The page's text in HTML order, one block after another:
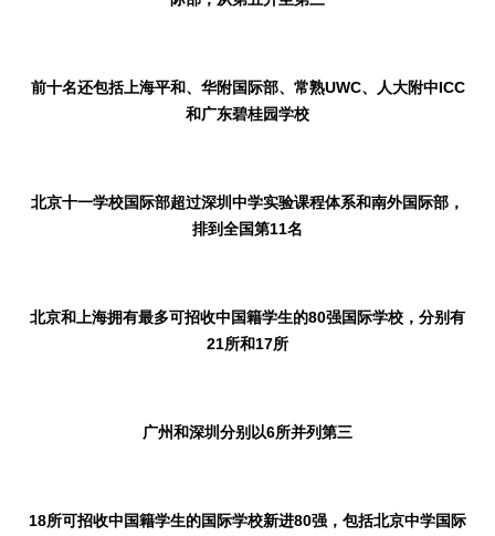
前十名还包括上海平和、华附国际部、常熟UWC、人大附中ICC
和广东碧桂园学校
北京十一学校国际部超过深圳中学实验课程体系和南外国际部，
排到全国第11名
北京和上海拥有最多可招收中国籍学生的80强国际学校，分别有
21所和17所
广州和深圳分别以6所并列第三
18所可招收中国籍学生的国际学校新进80强，包括北京中学国际